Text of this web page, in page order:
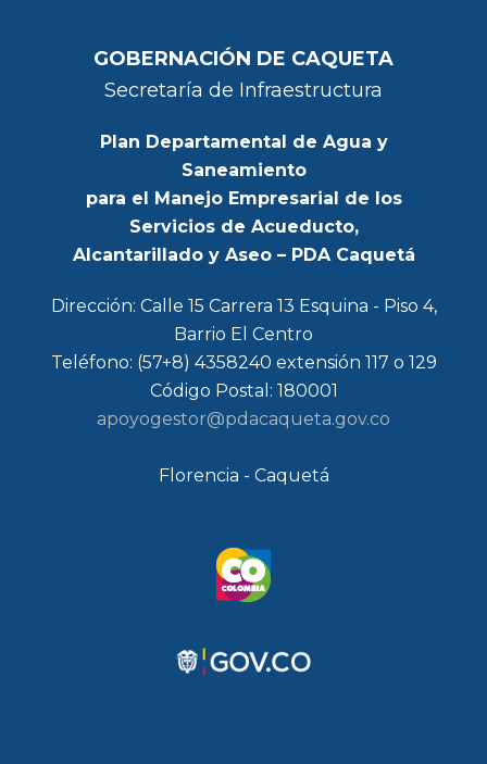
GOBERNACIÓN DE CAQUETA
Secretaría de Infraestructura
Plan Departamental de Agua y
Saneamiento
para el Manejo Empresarial de los
Servicios de Acueducto,
Alcantarillado y Aseo – PDA Caquetá
Dirección: Calle 15 Carrera 13 Esquina - Piso 4,
Barrio El Centro
Teléfono: (57+8) 4358240 extensión 117 o 129
Código Postal: 180001
apoyogestor@pdacaqueta.gov.co
Florencia - Caquetá